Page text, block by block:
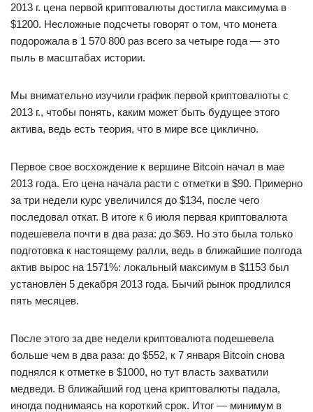
2013 г. цена первой криптовалюты достигла максимума в
$1200. Несложные подсчеты говорят о том, что монета
подорожала в 1 570 800 раз всего за четыре года — это
пыль в масштабах истории.
Мы внимательно изучили график первой криптовалюты с
2013 г., чтобы понять, каким может быть будущее этого
актива, ведь есть теория, что в мире все циклично.
Первое свое восхождение к вершине Bitcoin начал в мае
2013 года. Его цена начала расти с отметки в $90. Примерно
за три недели курс увеличился до $134, после чего
последовал откат. В итоге к 6 июля первая криптовалюта
подешевела почти в два раза: до $69. Но это была только
подготовка к настоящему ралли, ведь в ближайшие полгода
актив вырос на 1571%: локальный максимум в $1153 был
установлен 5 декабря 2013 года. Бычий рынок продлился
пять месяцев.
После этого за две недели криптовалюта подешевела
больше чем в два раза: до $552, к 7 января Bitcoin снова
поднялся к отметке в $1000, но тут власть захватили
медведи. В ближайший год цена криптовалюты падала,
иногда поднимаясь на короткий срок. Итог — минимум в